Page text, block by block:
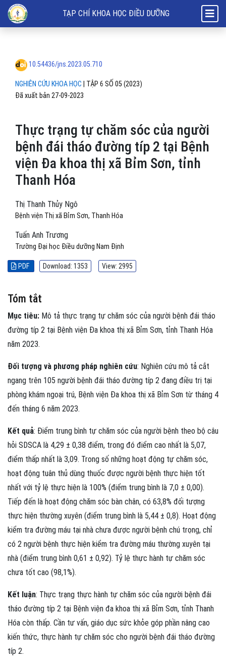
Thực trạng tự chăm sóc của người bệnh đái tháo đường típ 2 tại
TẠP CHÍ KHOA HỌC ĐIỀU DƯỠNG
NGHIÊN CỨU KHOA HỌC TẬP 6 SỐ 05 (2023)
Thực trạng tự chăm sóc của người
bệnh đái tháo đường típ 2 tại Bệnh
viện Đa khoa thị xã Bỉm Sơn, tỉnh
Thanh Hóa
10.54436/jns.2023.05.710
Đã xuất bản 27-09-2023
Thị Thanh Thủy Ngô
Bệnh viện Thị xã Bỉm Sơn, Thanh Hóa
Tuấn Anh Trương
Trường Đại học Điều dưỡng Nam Định
PDF Download: 1353 View: 2995
Tóm tắt
Mục tiêu: Mô tả thực trạng tự chăm sóc của người bệnh đái tháo
đường típ 2 tại Bệnh viện Đa khoa thị xã Bỉm Sơn, tỉnh Thanh Hóa
năm 2023.
Đối tượng và phương pháp nghiên cứu: Nghiên cứu mô tả cắt
ngang trên 105 người bệnh đái tháo đường típ 2 đang điều trị tại
phòng khám ngoại trú, Bệnh viện Đa khoa thị xã Bỉm Sơn từ tháng 4
đến tháng 6 năm 2023.
Kết quả: Điểm trung bình tự chăm sóc của người bệnh theo bộ câu
hỏi SDSCA là 4,29 ± 0,38 điểm, trong đó điểm cao nhất là 5,07,
điểm thấp nhất là 3,09. Trong số những hoạt động tự chăm sóc,
hoạt động tuân thủ dùng thuốc được người bệnh thực hiện tốt
nhất với tỷ lệ thực hiện là 100% (điểm trung bình là 7,0 ± 0,00).
Tiếp đến là hoạt động chăm sóc bàn chân, có 63,8% đối tượng
thực hiện thường xuyên (điểm trung bình là 5,44 ± 0,8). Hoạt động
kiểm tra đường máu tại nhà chưa được người bệnh chú trọng, chỉ
có 2 người bệnh thực hiện kiểm tra đường máu thường xuyên tại
nhà (điểm trung bình 0,61 ± 0,92). Tỷ lệ thực hành tự chăm sóc
chưa tốt cao (98,1%).
Kết luận: Thực trạng thực hành tự chăm sóc của người bệnh đái
tháo đường típ 2 tại Bệnh viện đa khoa thị xã Bỉm Sơn, tỉnh Thanh
Hóa còn thấp. Cần tư vấn, giáo dục sức khỏe góp phần nâng cao
kiến thức, thực hành tự chăm sóc cho người bệnh đái tháo đường
típ 2.